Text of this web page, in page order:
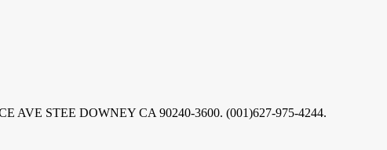
AVE STEE DOWNEY CA 90240-3600. (001)627-975-4244.